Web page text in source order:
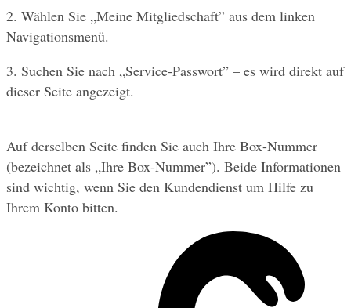
2. Wählen Sie „Meine Mitgliedschaft” aus dem linken
Navigationsmenü.
3. Suchen Sie nach „Service-Passwort” – es wird direkt auf
dieser Seite angezeigt.
Auf derselben Seite finden Sie auch Ihre Box-Nummer
(bezeichnet als „Ihre Box-Nummer”). Beide Informationen
sind wichtig, wenn Sie den Kundendienst um Hilfe zu
Ihrem Konto bitten.